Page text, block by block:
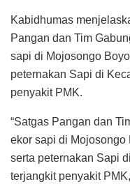
Kabidhumas
Pangan dan Tim
sapi di Mojosongo
peternakan Sapi di
penyakit PMK.
“Satgas Pangan dan
ekor sapi di
serta peternakan Sapi
terjangkit penyakit